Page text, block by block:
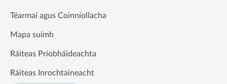
Téarmaí agus Coinníollacha
Mapa suímh
Ráiteas Príobháideachta
Ráiteas Inrochtaineacht